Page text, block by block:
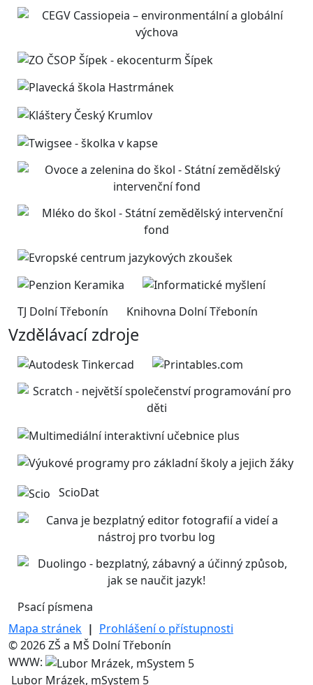
TJ Dolní Třebonín Knihovna Dolní Třebonín
Vzdělávací zdroje
ScioDat
Psací písmena
Mapa stránek | Prohlášení o přístupnosti
© 2026 ZŠ a MŠ Dolní Třebonín
WWW:
Lubor Mrázek, mSystem 5